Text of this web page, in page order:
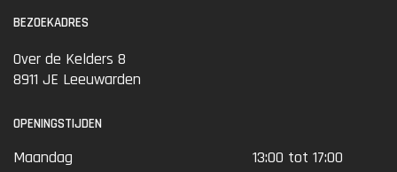
BEZOEKADRES
Over de Kelders 8
8911 JE Leeuwarden
OPENINGSTIJDEN
Maandag
13:00 tot 17:00